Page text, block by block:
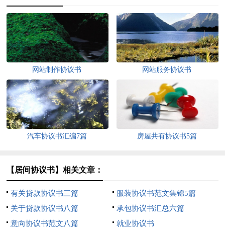
网站制作协议书 网站服务协议书
汽车协议书汇编7篇 房屋共有协议书5篇
【居间协议书】相关文章：
有关贷款协议书三篇
服装协议书范文集锦5篇
关于贷款协议书八篇
承包协议书汇总六篇
意向协议书范文八篇
就业协议书